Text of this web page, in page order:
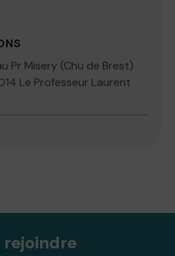
Pr Misery (Chu de Brest)
Le Professeur Laurent
rejoindre